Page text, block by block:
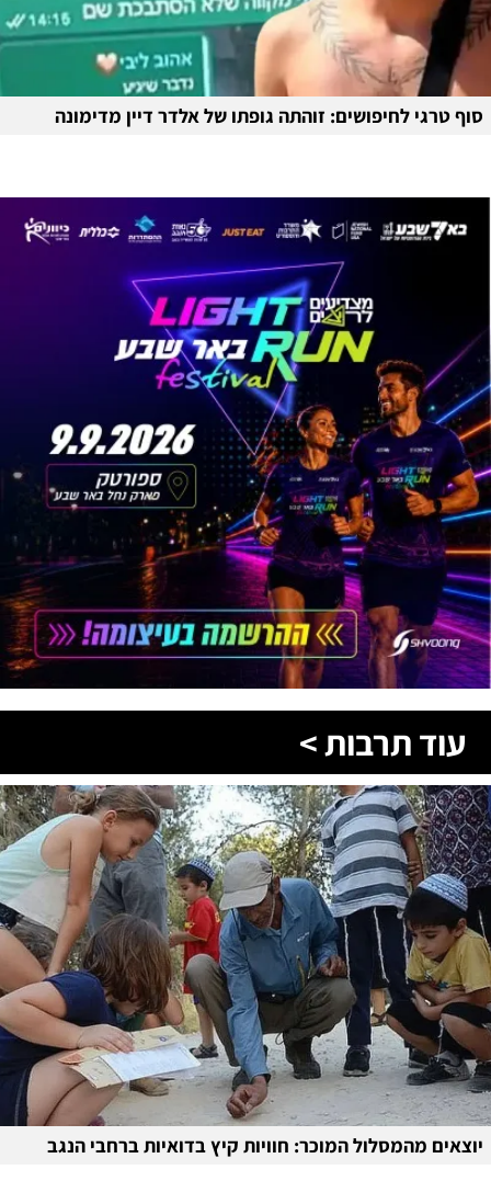
סוף טרגי לחיפושים: זוהתה גופתו של אלדר דיין מדימונה
עוד תרבות >
יוצאים מהמסלול המוכר: חוויות קיץ בדואיות ברחבי הנגב